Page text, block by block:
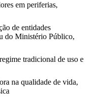
em periferias,
de entidades
do Ministério Público,
tradicional de uso e
na qualidade de vida,